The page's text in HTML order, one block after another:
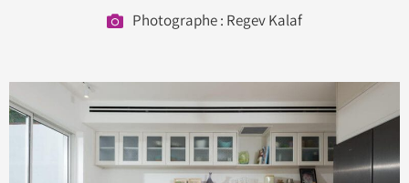
Photographe : Regev Kalaf